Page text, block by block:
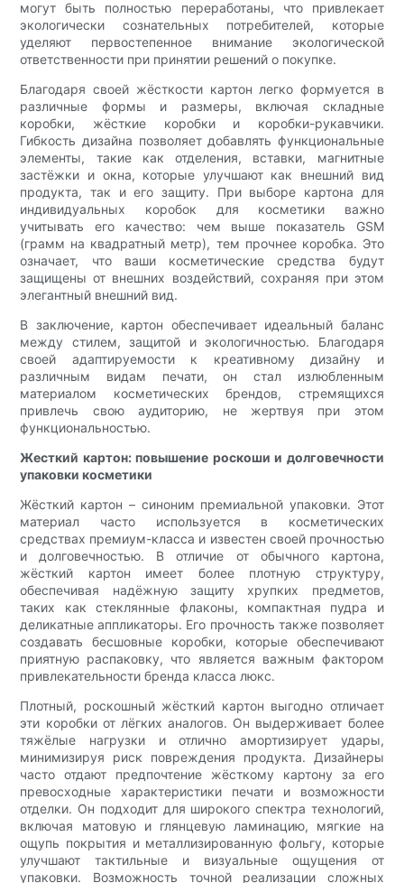
могут быть полностью переработаны, что привлекает
экологически сознательных потребителей, которые
уделяют первостепенное внимание экологической
ответственности при принятии решений о покупке.
Благодаря своей жёсткости картон легко формуется в
различные формы и размеры, включая складные
коробки, жёсткие коробки и коробки-рукавчики.
Гибкость дизайна позволяет добавлять функциональные
элементы, такие как отделения, вставки, магнитные
застёжки и окна, которые улучшают как внешний вид
продукта, так и его защиту. При выборе картона для
индивидуальных коробок для косметики важно
учитывать его качество: чем выше показатель GSM
(грамм на квадратный метр), тем прочнее коробка. Это
означает, что ваши косметические средства будут
защищены от внешних воздействий, сохраняя при этом
элегантный внешний вид.
В заключение, картон обеспечивает идеальный баланс
между стилем, защитой и экологичностью. Благодаря
своей адаптируемости к креативному дизайну и
различным видам печати, он стал излюбленным
материалом косметических брендов, стремящихся
привлечь свою аудиторию, не жертвуя при этом
функциональностью.
Жесткий картон: повышение роскоши и долговечности
упаковки косметики
Жёсткий картон – синоним премиальной упаковки. Этот
материал часто используется в косметических
средствах премиум-класса и известен своей прочностью
и долговечностью. В отличие от обычного картона,
жёсткий картон имеет более плотную структуру,
обеспечивая надёжную защиту хрупких предметов,
таких как стеклянные флаконы, компактная пудра и
деликатные аппликаторы. Его прочность также позволяет
создавать бесшовные коробки, которые обеспечивают
приятную распаковку, что является важным фактором
привлекательности бренда класса люкс.
Плотный, роскошный жёсткий картон выгодно отличает
эти коробки от лёгких аналогов. Он выдерживает более
тяжёлые нагрузки и отлично амортизирует удары,
минимизируя риск повреждения продукта. Дизайнеры
часто отдают предпочтение жёсткому картону за его
превосходные характеристики печати и возможности
отделки. Он подходит для широкого спектра технологий,
включая матовую и глянцевую ламинацию, мягкие на
ощупь покрытия и металлизированную фольгу, которые
улучшают тактильные и визуальные ощущения от
упаковки. Возможность точной реализации сложных